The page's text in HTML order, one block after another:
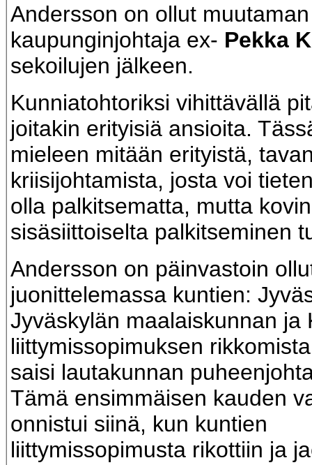
Andersson on ollut
kaupunginjohtaja ex- Pekka
sekoilujen jälkeen.
Kunniatohtoriksi vihittävällä
joitakin erityisiä ansioita.
mieleen mitään erityistä,
kriisijohtamista, josta voi
olla palkitsematta, mutta kovin
sisäsiittoiselta palkitseminen
Andersson on päinvastoin
juonittelemassa kuntien:
Jyväskylän maalaiskunnan ja
liittymissopimuksen
saisi lautakunnan
Tämä ensimmäisen kauden
onnistui siinä, kun kuntien
liittymissopimusta rikottiin ja